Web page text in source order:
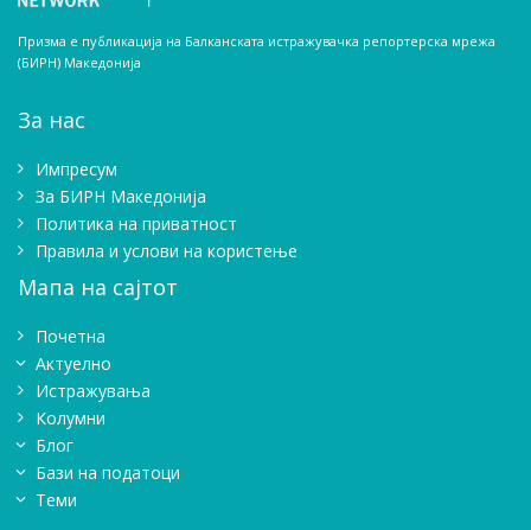
Призма е публикација на Балканската истражувачка репортерска мрежа
(БИРН) Македонија
За нас
Импресум
Зa БИРН Македонија
Политика на приватност
Правила и услови на користење
Мапа на сајтот
Почетна
Актуелно
Истражувањa
Колумни
Блог
Бази на податоци
Теми